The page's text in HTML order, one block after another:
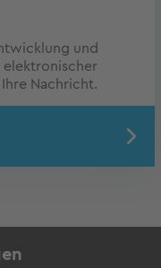
und
Nachricht.